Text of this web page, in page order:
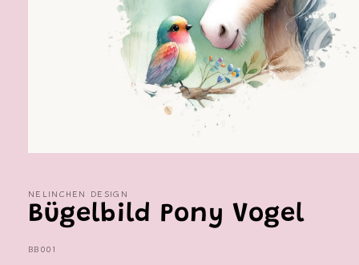
Modal
öffnen
NELINCHEN DESIGN
Bügelbild Pony Vogel
SKU:
BB001